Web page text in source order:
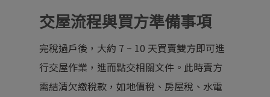
交屋流程與買方準備事項
完稅過戶後，大約 7 ~ 10 天買賣雙方即可進
行交屋作業，進而點交相關文件。此時賣方
需結清欠繳稅款，如地價稅、房屋稅、水電